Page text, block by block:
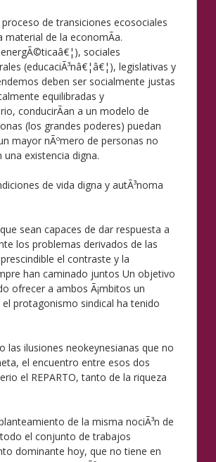
de transiciones ecosociales
material de la economÃ­a.
sociales
(educaciÃ³nâ€¦â€¦), legislativas y
deben ser socialmente justas
equilibradas y
conducirÃ­an a un modelo de
(los grandes poderes) puedan
mayor nÃºmero de personas no
existencia digna.
de vida digna y autÃ³noma
sean capaces de dar respuesta a
los problemas derivados de las
el contraste y la
han caminado juntos Un objetivo
ofrecer a ambos Ã¡mbitos un
protagonismo sindical ha tenido
ilusiones neokeynesianas que no
el encuentro entre esos dos
el REPARTO, tanto de la riqueza
de la misma nociÃ³n de
el conjunto de trabajos
dominante hoy, que no tiene en